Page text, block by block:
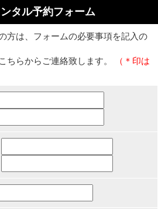
タル予約フォーム
方は、フォームの必要事項を記入の
ちらからご連絡致します。
（＊印は